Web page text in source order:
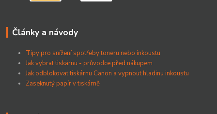
Články a návody
Tipy pro snížení spotřeby toneru nebo inkoustu
Jak vybrat tiskárnu - průvodce před nákupem
Jak odblokovat tiskárnu Canon a vypnout hladinu inkoustu
Zaseknutý papír v tiskárně